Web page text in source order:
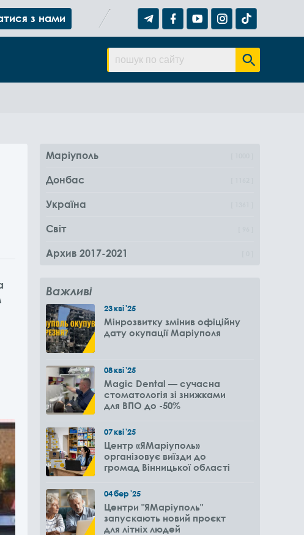
з нами
Маріуполь
Донбас
Україна
Світ
Архив 2017-2021
Важливі
23кві'25
Мінрозвитку змінив офіційну
дату окупації Маріуполя
08кві'25
Magic Dental — сучасна
стоматологія зі знижками
для ВПО до -50%
07кві'25
Центр «ЯМаріуполь»
організовує виїзди до
громад Вінницької області
04бер'25
Центри "ЯМаріуполь"
запускають новий проєкт
для літніх людей